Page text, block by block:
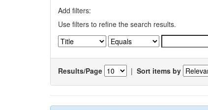
Add filters:
Use filters to refine the search results.
Results/Page | Sort items by